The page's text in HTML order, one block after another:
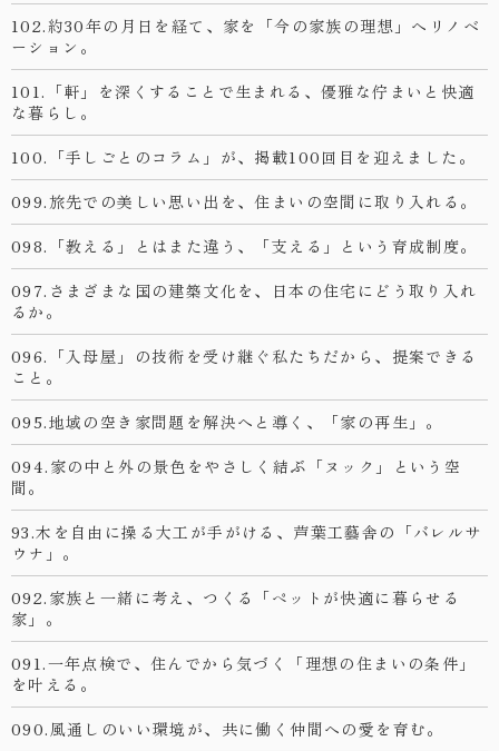
102.約30年の月日を経て、家を「今の家族の理想」へリノベ
ーション。
101.「軒」を深くすることで生まれる、優雅な佇まいと快適
な暮らし。
100.「手しごとのコラム」が、掲載100回目を迎えました。
099.旅先での美しい思い出を、住まいの空間に取り入れる。
098.「教える」とはまた違う、「支える」という育成制度。
097.さまざまな国の建築文化を、日本の住宅にどう取り入れ
るか。
096.「入母屋」の技術を受け継ぐ私たちだから、提案できる
こと。
095.地域の空き家問題を解決へと導く、「家の再生」。
094.家の中と外の景色をやさしく結ぶ「ヌック」という空
間。
93.木を自由に操る大工が手がける、芦葉工藝舎の「バレルサ
ウナ」。
092.家族と一緒に考え、つくる「ペットが快適に暮らせる
家」。
091.一年点検で、住んでから気づく「理想の住まいの条件」
を叶える。
090.風通しのいい環境が、共に働く仲間への愛を育む。